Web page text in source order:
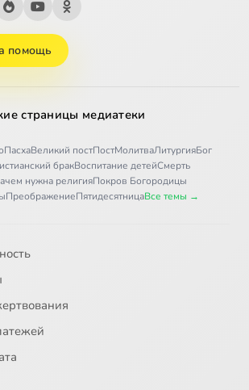
помощь
страницы медиатеки
ПасхаВеликий постПостМолитваЛитургияБог
бракВоспитание детейСмерть
нужна религияПокров Богородицы
ПреображениеПятидесятницаВсе темы →